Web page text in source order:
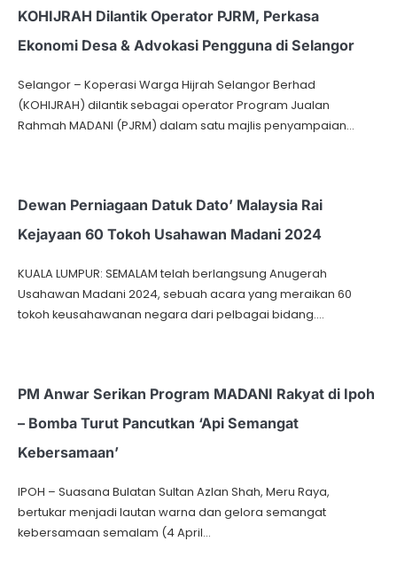
KOHIJRAH Dilantik Operator PJRM, Perkasa
Ekonomi Desa & Advokasi Pengguna di Selangor
Selangor – Koperasi Warga Hijrah Selangor Berhad
(KOHIJRAH) dilantik sebagai operator Program Jualan
Rahmah MADANI (PJRM) dalam satu majlis penyampaian…
Dewan Perniagaan Datuk Dato’ Malaysia Rai
Kejayaan 60 Tokoh Usahawan Madani 2024
KUALA LUMPUR: SEMALAM telah berlangsung Anugerah
Usahawan Madani 2024, sebuah acara yang meraikan 60
tokoh keusahawanan negara dari pelbagai bidang.…
PM Anwar Serikan Program MADANI Rakyat di Ipoh
– Bomba Turut Pancutkan ‘Api Semangat
Kebersamaan’
IPOH – Suasana Bulatan Sultan Azlan Shah, Meru Raya,
bertukar menjadi lautan warna dan gelora semangat
kebersamaan semalam (4 April…